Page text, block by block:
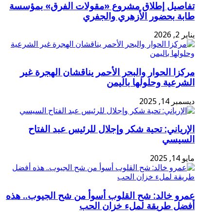
تفاصيل إطلاق مشروع «مقولات الفرق» بمؤسسة
طابة بحضور الأزهري والجفري
يناير 2, 2026
مركزا الحوار والبحر الأحمر يناقشان الهجرة غير
الشرعية وحلولها باليمن
ديسمبر 14, 2025
الإرياني: تحية شكر وإجلال للرئيس عبد الفتاح
السيسي
مايو 14, 2025
عمرو خالد: شح القلوب أسوأ من شح الجيوب.. هذه
أفضل طريقة لملء خزان الحب